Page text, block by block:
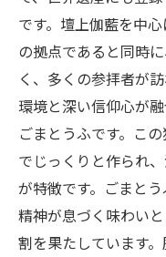
です。壇上伽藍を中
の拠点であると同時
く、多くの参拝者が
環境と深い信仰心が
ごまとうふです。こ
でじっくりと作られ
が特徴です。ごまと
精神が息づく味わい
割を果たしています